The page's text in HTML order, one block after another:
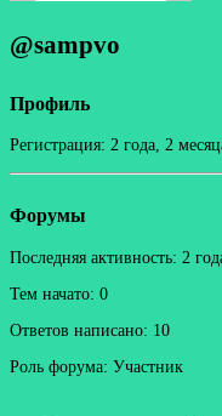
@sampvo
Профиль
Регистрация: 2 года, 2
Форумы
Последняя активность: 2
Тем начато: 0
Ответов написано: 10
Роль форума: Участник